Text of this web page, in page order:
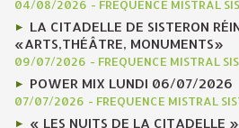
04/08/2026 - FREQUENCE MISTRAL
LA CITADELLE DE SISTERON
«ARTS,THÉÂTRE, MONUMENTS»
09/07/2026 - FREQUENCE MISTRAL
POWER MIX LUNDI 06/07/2026
07/07/2026 - FREQUENCE MISTRAL
« LES NUITS DE LA CITADELLE